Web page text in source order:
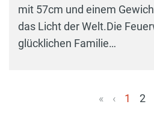
mit 57cm und einem
das Licht der Welt.Die
glücklichen Familie…
« ‹
1
2